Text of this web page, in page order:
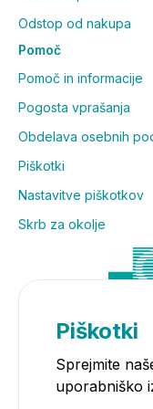
za uravnoteženo
prehrano.
Odstop od nakupa
Pomoč
Pomoč in informacije
Pogosta vprašanja
Obdelava osebnih
Piškotki
Nastavitve piškotkov
Skrb za okolje
Piškotki
Sprejmite
uporabniško